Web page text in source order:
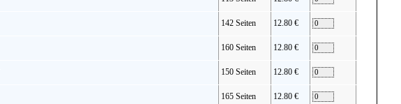
142 Seiten 12.80 €
160 Seiten 12.80 €
150 Seiten 12.80 €
165 Seiten 12.80 €